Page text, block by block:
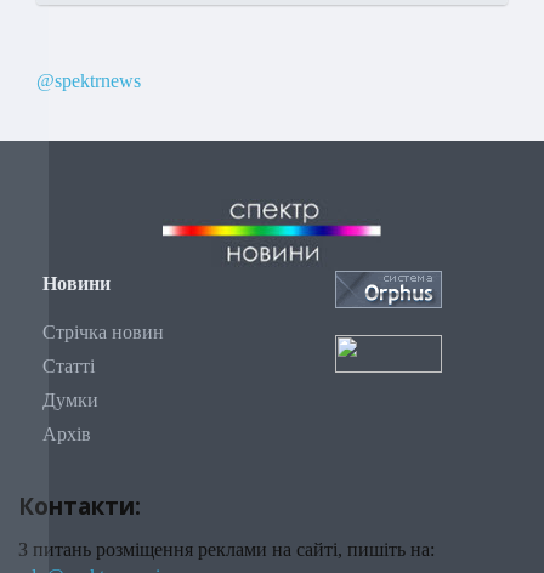
@spektrnews
Новини
Стрічка новин
Статті
Думки
Архів
Контакти:
З питань розміщення реклами на сайті, пишіть на: